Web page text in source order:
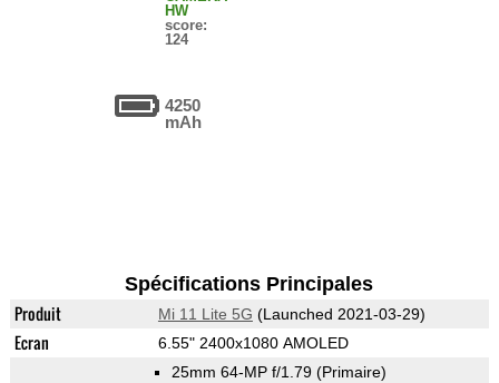
HW
score:
124
4250
mAh
Spécifications Principales
Produit Mi 11 Lite 5G (Launched 2021-03-29)
Ecran 6.55" 2400x1080 AMOLED
25mm 64-MP f/1.79 (Primaire)